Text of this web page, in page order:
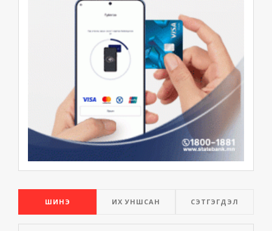
ШИНЭ ИХ УНШСАН СЭТГЭГДЭЛ